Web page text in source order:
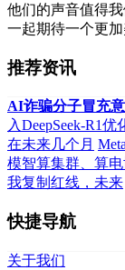
他们的声音值得
一起期待一个更加
推荐资讯
AI诈骗分子冒充
入DeepSeek-R1
在未来几个月
模智算集群、算
我复制红线，未来
快捷导航
关于我们